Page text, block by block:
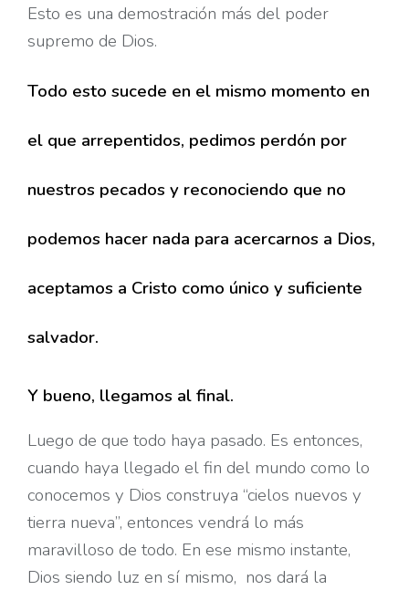
Esto es una demostración más del poder
supremo de Dios.
Todo esto sucede en el mismo momento en
el que arrepentidos, pedimos perdón por
nuestros pecados y reconociendo que no
podemos hacer nada para acercarnos a Dios,
aceptamos a Cristo como único y suficiente
salvador.
Y bueno, llegamos al final.
Luego de que todo haya pasado. Es entonces,
cuando haya llegado el fin del mundo como lo
conocemos y Dios construya “cielos nuevos y
tierra nueva”, entonces vendrá lo más
maravilloso de todo. En ese mismo instante,
Dios siendo luz en sí mismo, nos dará la